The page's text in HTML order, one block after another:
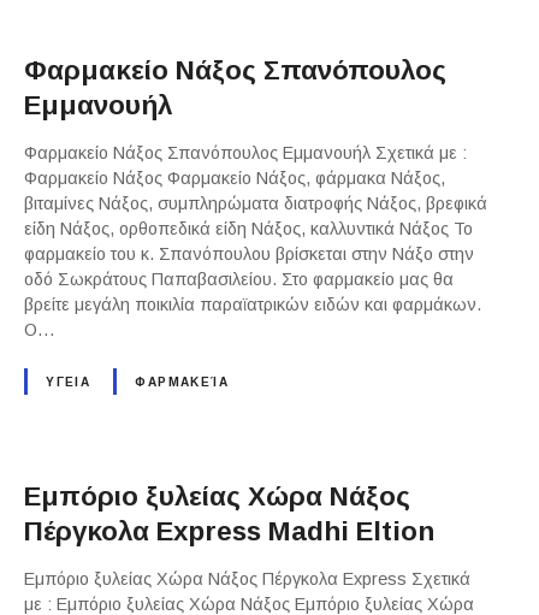
Φαρμακείο Νάξος Σπανόπουλος
Εμμανουήλ
Φαρμακείο Νάξος Σπανόπουλος Εμμανουήλ Σχετικά με :
Φαρμακείο Νάξος Φαρμακείο Νάξος, φάρμακα Νάξος,
βιταμίνες Νάξος, συμπληρώματα διατροφής Νάξος, βρεφικά
είδη Νάξος, ορθοπεδικά είδη Νάξος, καλλυντικά Νάξος Το
φαρμακείο του κ. Σπανόπουλου βρίσκεται στην Νάξο στην
οδό Σωκράτους Παπαβασιλείου. Στο φαρμακείο μας θα
βρείτε μεγάλη ποικιλία παραϊατρικών ειδών και φαρμάκων.
Ο…
ΥΓΕΙΑ ΦΑΡΜΑΚΕΊΑ
Εμπόριο ξυλείας Χώρα Νάξος
Πέργκολα Express Madhi Eltion
Εμπόριο ξυλείας Χώρα Νάξος Πέργκολα Express Σχετικά
με : Εμπόριο ξυλείας Χώρα Νάξος Εμπόριο ξυλείας Χώρα